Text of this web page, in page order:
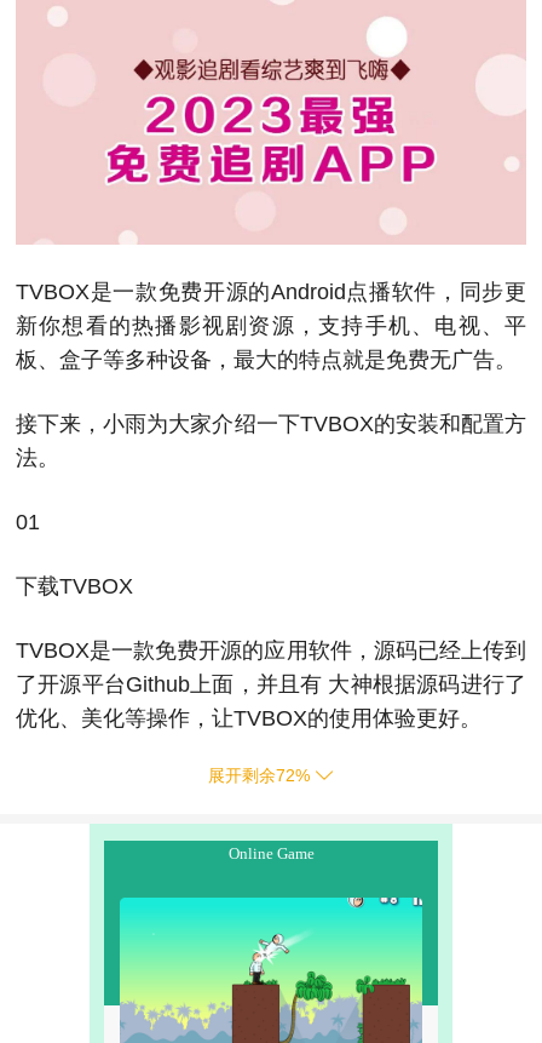
TVBOX是一款免费开源的Android点播软件，同步更
新你想看的热播影视剧资源，支持手机、电视、平
板、盒子等多种设备，最大的特点就是免费无广告。
接下来，小雨为大家介绍一下TVBOX的安装和配置方
法。
01
下载TVBOX
TVBOX是一款免费开源的应用软件，源码已经上传到
了开源平台Github上面，并且有 大神根据源码进行了
优化、美化等操作，让TVBOX的使用体验更好。
展开剩余72%